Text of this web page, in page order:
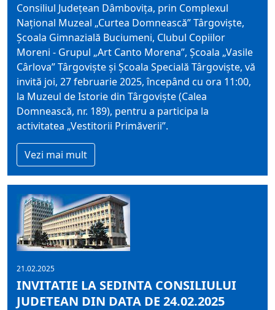
Consiliul Judeţean Dâmboviţa, prin Complexul
Naţional Muzeal „Curtea Domnească” Târgoviște,
Școala Gimnazială Buciumeni, Clubul Copiilor
Moreni - Grupul „Art Canto Morena”, Școala „Vasile
Cârlova” Târgovişte și Şcoala Specială Târgovişte, vă
invită joi, 27 februarie 2025, începând cu ora 11:00,
la Muzeul de Istorie din Târgoviște (Calea
Domnească, nr. 189), pentru a participa la
activitatea „Vestitorii Primăverii”.
Vezi mai mult
21.02.2025
INVITATIE LA SEDINTA CONSILIULUI
JUDETEAN DIN DATA DE 24.02.2025